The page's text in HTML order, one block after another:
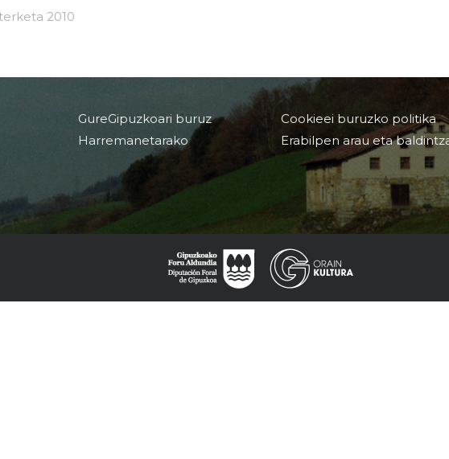
GureGipuzkoari buruz
Harremanetarako
Cookieei buruzko politika
Erabilpen arau eta